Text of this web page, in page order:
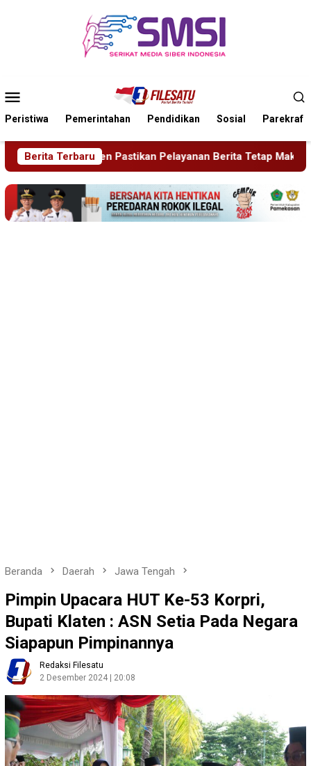
Mobile
Peristiwa Pemerintahan Pendidikan Sosial Parekraf
Berita Terbaru
Berita Tetap Maksimal Rudenim Pusat Tanjung
Beranda Daerah Jawa Tengah
Pimpin Upacara HUT Ke-53 Korpri,
Bupati Klaten : ASN Setia Pada Negara
Siapapun Pimpinannya
Redaksi Filesatu
2 Desember 2024 | 20:08